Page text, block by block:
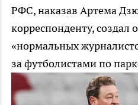
РФС, наказав Артема
корреспонденту, создал
«нормальных
за футболистами по